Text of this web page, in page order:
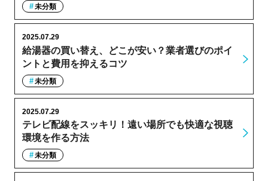
未分類
給湯器の買い替え、どこが安い？業者選びのポイ
ントと費用を抑えるコツ
2025.07.29
未分類
テレビ配線をスッキリ！遠い場所でも快適な視聴
環境を作る方法
2025.07.29
未分類